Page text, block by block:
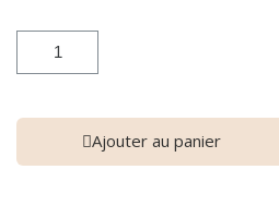
Ajouter au panier